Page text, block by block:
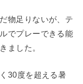
物足りないが、テ
でプレーできる能
ました。
30度を超える暑